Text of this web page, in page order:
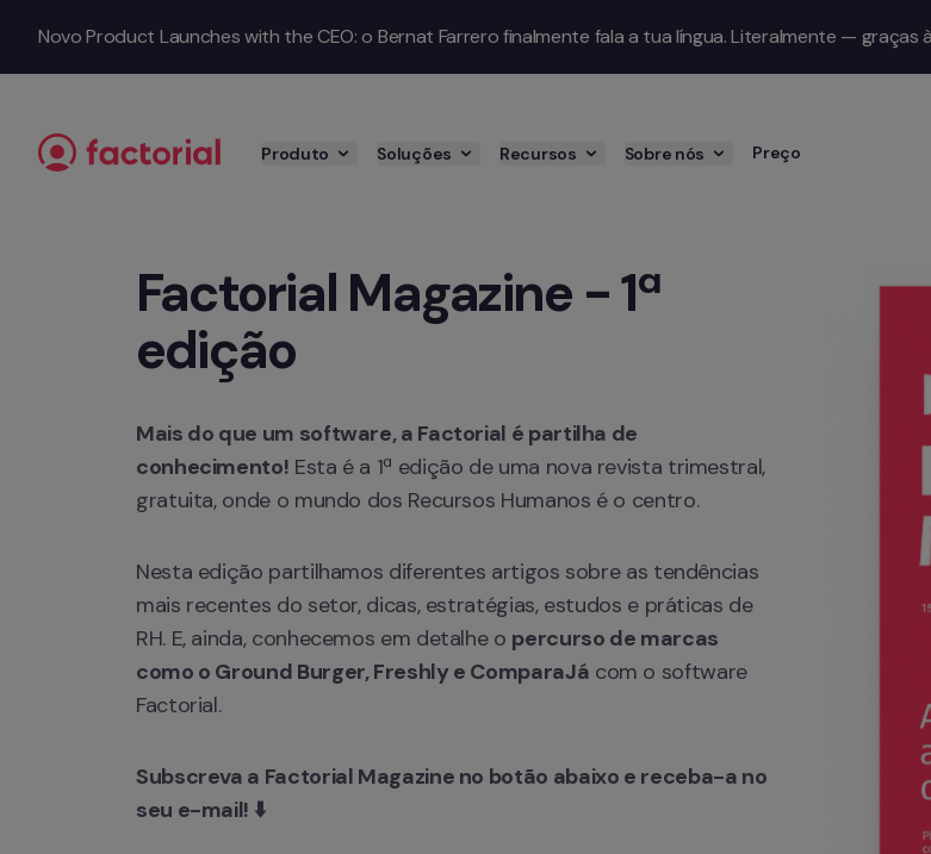
Novo Product Launches with the CEO: o Bernat Farrero finalmente fala a tua língua. Literalmente — graças
Produto Soluções Recursos Sobre nós Preço
Factorial Magazine - 1ª
edição
Mais do que um software, a Factorial é partilha de
conhecimento! Esta é a 1ª edição de uma nova revista trimestral,
gratuita, onde o mundo dos Recursos Humanos é o centro.
Nesta edição partilhamos diferentes artigos sobre as tendências
mais recentes do setor, dicas, estratégias, estudos e práticas de
RH. E, ainda, conhecemos em detalhe o percurso de marcas
como o Ground Burger, Freshly e ComparaJá com o software
Factorial.
Subscreva a Factorial Magazine no botão abaixo e receba-a no
seu e-mail! ⬇️